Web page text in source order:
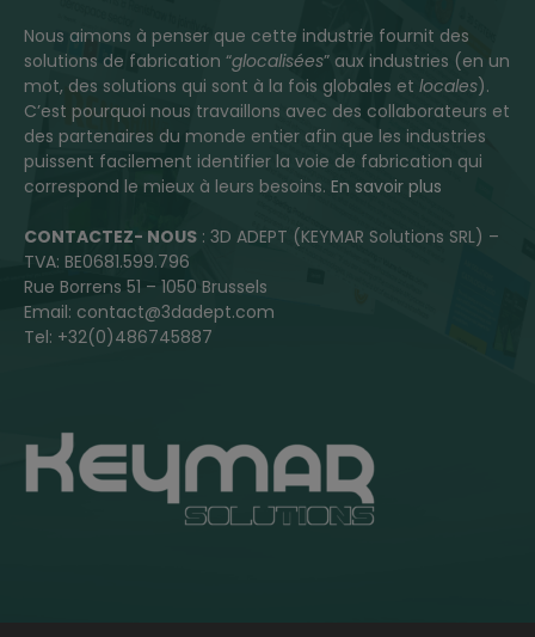
Nous aimons à penser que cette industrie fournit des
solutions de fabrication “glocalisées” aux industries (en un
mot, des solutions qui sont à la fois globales et locales).
C’est pourquoi nous travaillons avec des collaborateurs et
des partenaires du monde entier afin que les industries
puissent facilement identifier la voie de fabrication qui
correspond le mieux à leurs besoins. En savoir plus
CONTACTEZ- NOUS : 3D ADEPT (KEYMAR Solutions SRL) –
TVA: BE0681.599.796
Rue Borrens 51 – 1050 Brussels
Email: contact@3dadept.com
Tel: +32(0)486745887